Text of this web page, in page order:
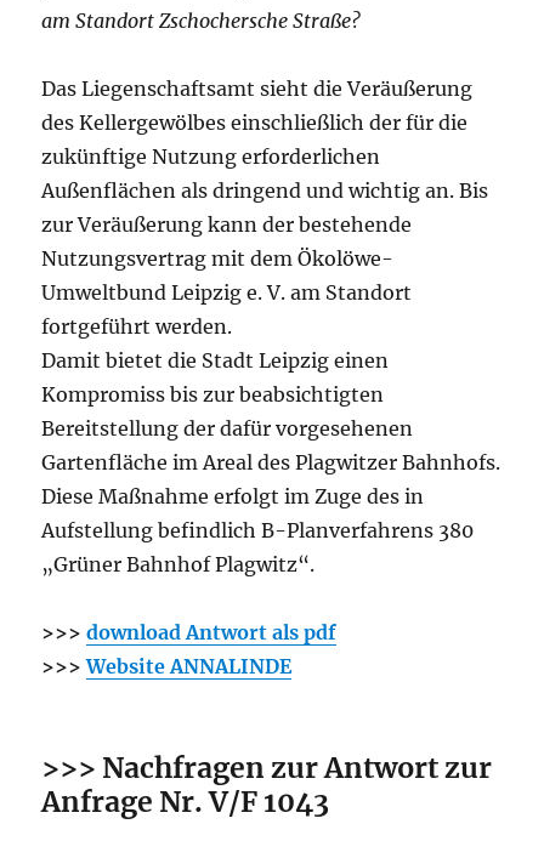
am Standort Zschochersche Straße?
Das Liegenschaftsamt sieht die Veräußerung
des Kellergewölbes einschließlich der für die
zukünftige Nutzung erforderlichen
Außenflächen als dringend und wichtig an. Bis
zur Veräußerung kann der bestehende
Nutzungsvertrag mit dem Ökolöwe-
Umweltbund Leipzig e. V. am Standort
fortgeführt werden.
Damit bietet die Stadt Leipzig einen
Kompromiss bis zur beabsichtigten
Bereitstellung der dafür vorgesehenen
Gartenfläche im Areal des Plagwitzer Bahnhofs.
Diese Maßnahme erfolgt im Zuge des in
Aufstellung befindlich B-Planverfahrens 380
„Grüner Bahnhof Plagwitz“.
>>>download Antwort als pdf
>>>Website ANNALINDE
>>> Nachfragen zur Antwort zur
Anfrage Nr. V/F 1043